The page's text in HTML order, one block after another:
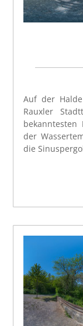
Auf der
Rauxler
der
die